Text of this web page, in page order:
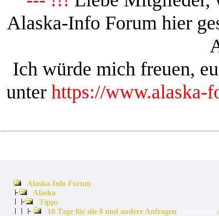
Alaska-Info Forum hier
Ich würde mich freuen,
unter https://www.alaska-
Alaska-Info Forum
Alaska
Tipps
18 Tage für die 8 und andere Anfragen